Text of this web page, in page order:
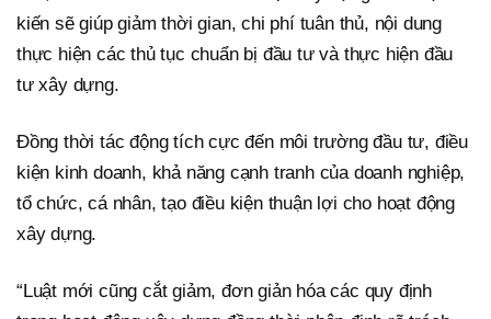
kiến sẽ giúp giảm thời gian, chi phí tuân thủ, nội dung
thực hiện các thủ tục chuẩn bị đầu tư và thực hiện đầu
tư xây dựng.
Đồng thời tác động tích cực đến môi trường đầu tư, điều
kiện kinh doanh, khả năng cạnh tranh của doanh nghiệp,
tổ chức, cá nhân, tạo điều kiện thuận lợi cho hoạt động
xây dựng.
“Luật mới cũng cắt giảm, đơn giản hóa các quy định